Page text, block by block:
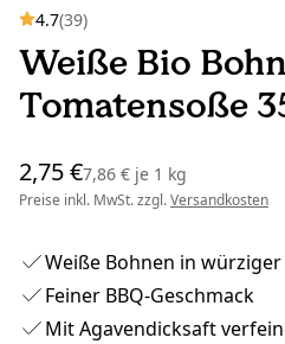
4.7(39)
Weiße Bio
Tomatensoße
2,75 €7,86 € je 1 kg
Preise inkl. MwSt. zzgl.Versandkosten
Weiße Bohnen in
Feiner BBQ-Geschmack
Mit Agavendicksaft